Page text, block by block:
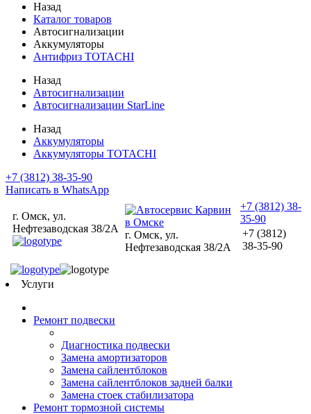
Назад
Каталог товаров
Автосигнализации
Аккумуляторы
Антифриз TOTACHI
Назад
Автосигнализации
Автосигнализации StarLine
Назад
Аккумуляторы
Аккумуляторы TOTACHI
+7 (3812) 38-35-90
Написать в WhatsApp
г. Омск, ул.
Нефтезаводская 38/2А
г. Омск, ул.
Нефтезаводская 38/2А
+7 (3812) 38-
35-90
+7 (3812)
38-35-90
Услуги
Ремонт подвески
Диагностика подвески
Замена амортизаторов
Замена сайлентблоков
Замена сайлентблоков задней балки
Замена стоек стабилизатора
Ремонт тормозной системы